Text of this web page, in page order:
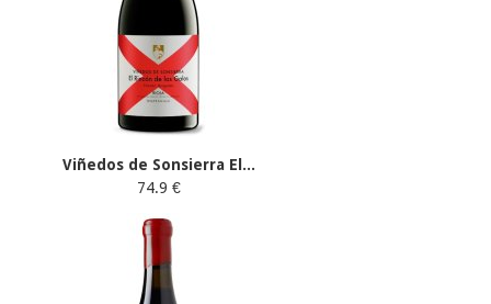
Viñedos de Sonsierra El...
74.9 €